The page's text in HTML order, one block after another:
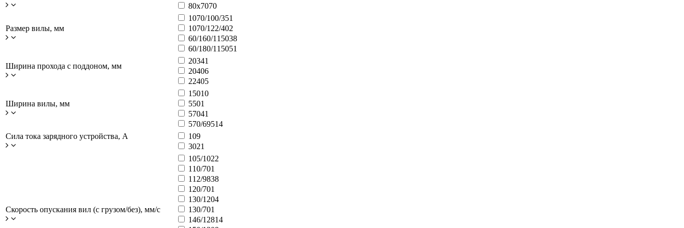
80x7070
Размер вилы, мм
1070/100/351
1070/122/402
60/160/115038
60/180/115051
Ширина прохода с поддоном, мм
20341
20406
22405
Ширина вилы, мм
15010
5501
57041
570/69514
Сила тока зарядного устройства, А
109
3021
Скорость опускания вил (с грузом/без), мм/с
105/1022
110/701
112/9838
120/701
130/1204
130/701
146/12814